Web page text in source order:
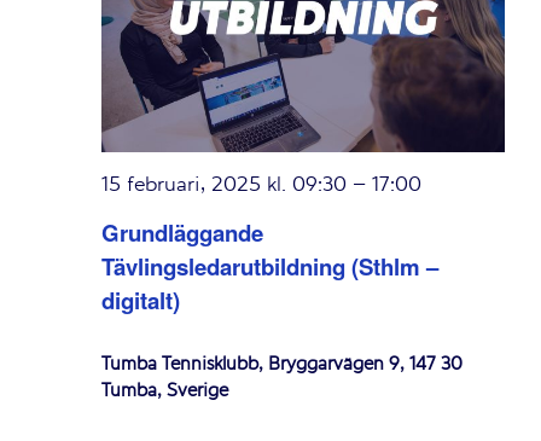
Grundläggande
Tävlingsledarutbildning (Sthlm –
digitalt)
15 februari, 2025 kl. 09:30 – 17:00
Tumba Tennisklubb, Bryggarvägen 9, 147 30
Tumba, Sverige